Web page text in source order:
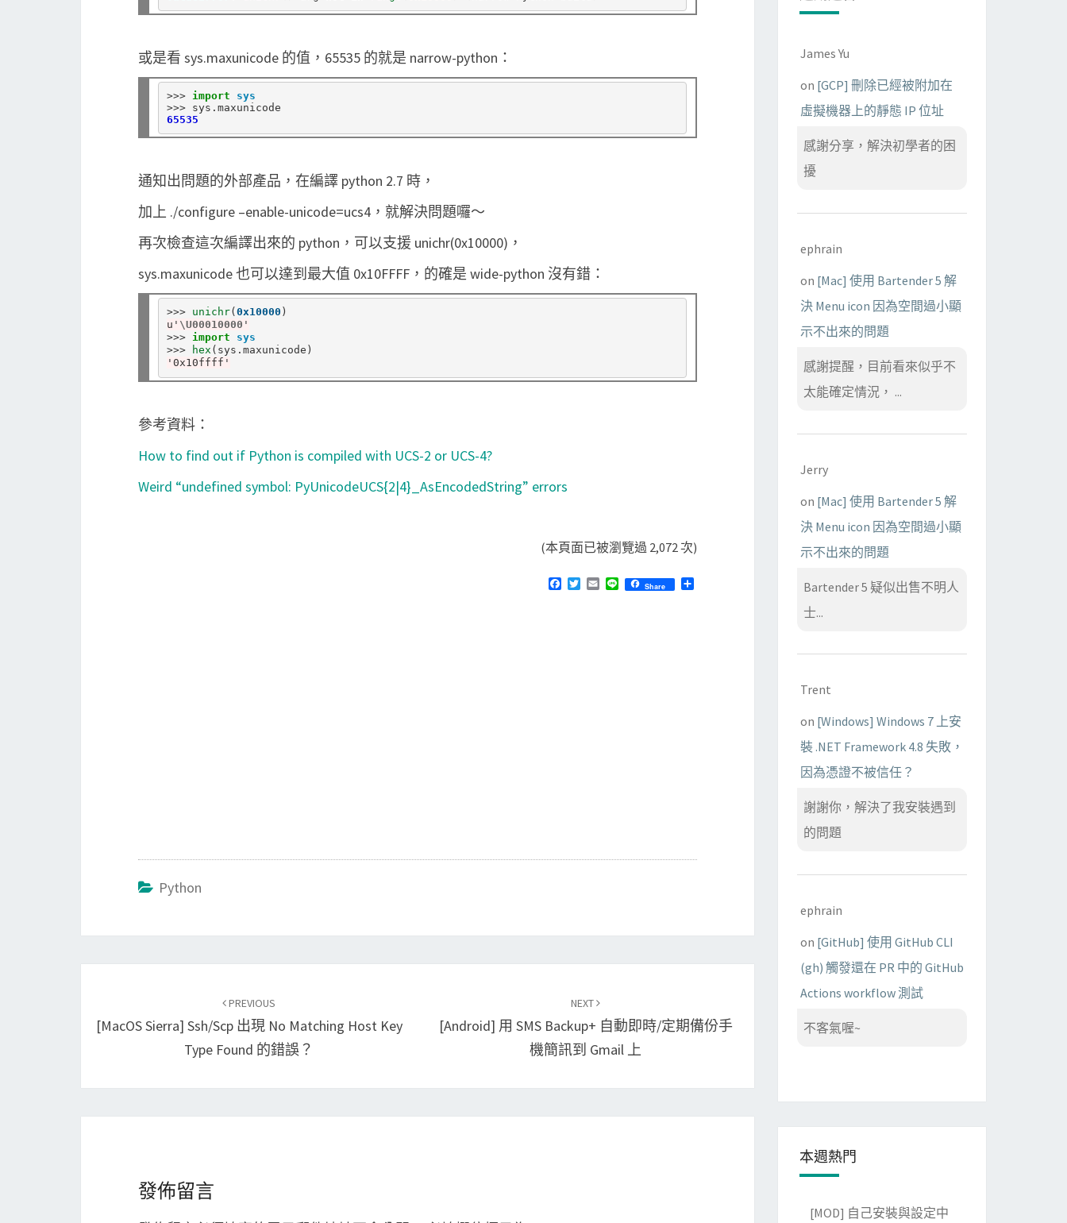
n
錯
誤
或是看 sys.maxunicode 的值，65535 的就是 narrow-python：
>>> import
sys
>>> sys .
65535
通知出問題的外部產品，在編譯 python 2.7 時，
加上 ./configure –enable-unicode=ucs4，就解決問題囉～
再次檢查這次編譯出來的 python，可以支援 unichr(0x10000)，
sys.maxunicode 也可以達到最大值 0x10FFFF，的確是 wide-python 沒有錯：
>>> unichr( 0x10000
u' \U00010000 '
>>>
import
sys
>>>
hex (sys .
'0x10ffff'
參考資料：
How to find out if Python is compiled with UCS-2 or UCS-4?
Weird “undefined symbol: PyUnicodeUCS{2|4}_AsEncodedString” errors
(本頁面已被瀏覽過 2,072 次)
F
T
E
L
Share
分
Python
navigation
PREVIOUS
[macOS Sierra] Ssh/scp 出現 No Matching Host Key
Type Found 的錯誤？
NEXT
[Android] 用 SMS Backup+ 自動即時/定期備份手
機簡訊到 Gmail 上
發佈留言
James Yu
on [GCP] 刪除已經被附加在
虛擬機器上的靜態 IP 位址
感謝分享，解決初學者的困
擾
ephrain
on [Mac] 使用 Bartender 5 解
決 Menu icon 因為空間過小顯
示不出來的問題
感謝提醒，目前看來似乎不
太能確定情況， ...
Jerry
on [Mac] 使用 Bartender 5 解
決 Menu icon 因為空間過小顯
示不出來的問題
Bartender 5 疑似出售不明人
士...
Trent
on [Windows] Windows 7 上安
裝 .NET Framework 4.8 失敗，
因為憑證不被信任？
謝謝你，解決了我安裝遇到
的問題
ephrain
on [GitHub] 使用 GitHub CLI
(gh) 觸發還在 PR 中的 GitHub
Actions workflow 測試
不客氣喔~
本週熱門
[MOD] 自己安裝與設定中